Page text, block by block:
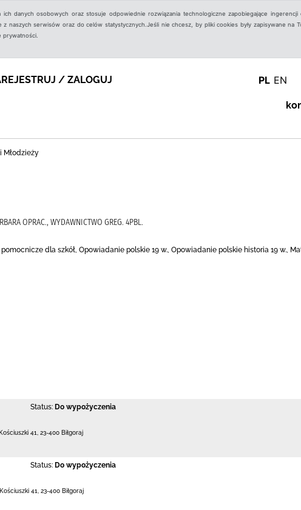
danych osobowych oraz stosuje odpowiednie rozwiązania technologiczne zapobiegające ingerencji
naszych serwisów oraz do celów statystycznych.Jeśli nie chcesz, by pliki cookies były zapisywane na
prywatności.
/ ZALOGUJ PL EN
Młodzieży
OPRAC., WYDAWNICTWO GREG. 4PBL.
dla szkół, Opowiadanie polskie 19 w., Opowiadanie polskie historia 19 w.,
Status: Do wypożyczenia
41 23-400 Biłgoraj
Status: Do wypożyczenia
41 23-400 Biłgoraj